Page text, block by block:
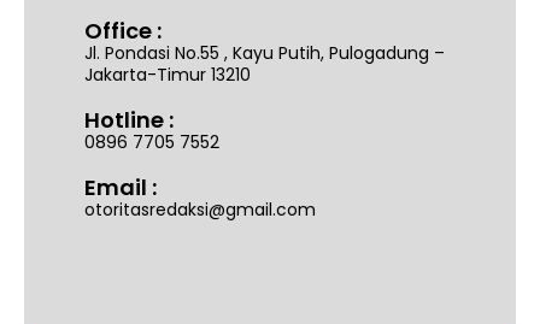
Office :
Jl. Pondasi No.55 , Kayu Putih, Pulogadung –
Jakarta-Timur 13210
Hotline :
0896 7705 7552
Email :
otoritasredaksi@gmail.com